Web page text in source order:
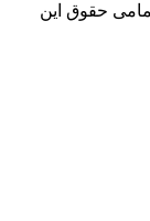
حقوق این